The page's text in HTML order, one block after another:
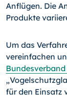
Anflügen. Die
Produkte
Um das
vereinfachen
Bundesverband
für den Einsatz